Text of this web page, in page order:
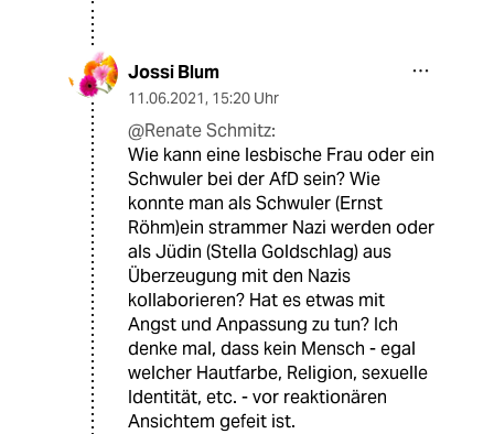
Jossi Blum
11.06.2021, 15:20 Uhr
@Renate Schmitz:
Wie kann eine lesbische Frau oder ein
Schwuler bei der AfD sein? Wie
konnte man als Schwuler (Ernst
Röhm)ein strammer Nazi werden oder
als Jüdin (Stella Goldschlag) aus
Überzeugung mit den Nazis
kollaborieren? Hat es etwas mit
Angst und Anpassung zu tun? Ich
denke mal, dass kein Mensch - egal
welcher Hautfarbe, Religion, sexuelle
Identität, etc. - vor reaktionären
Ansichtem gefeit ist.